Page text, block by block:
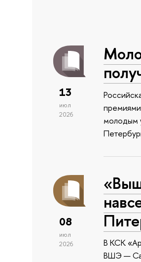
13
июл
2026
молодым
08
июл
2026
В КСК
ВШЭ —